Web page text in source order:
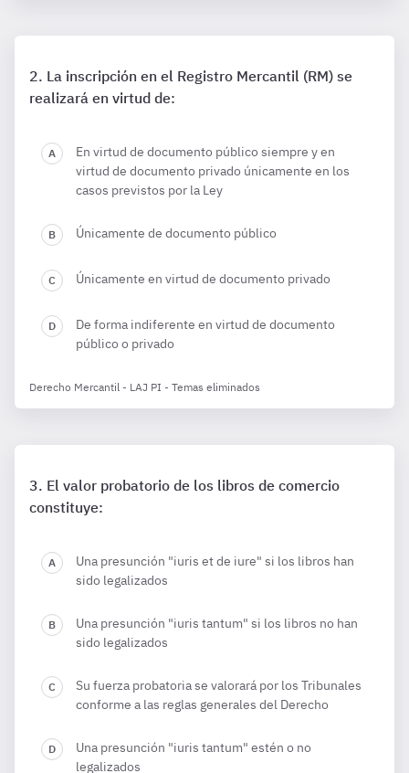
La inscripción en el Registro Mercantil (RM) se
realizará en virtud de:
En virtud de documento público siempre y en
virtud de documento privado únicamente en los
casos previstos por la Ley
Únicamente de documento público
Únicamente en virtud de documento privado
De forma indiferente en virtud de documento
público o privado
Derecho Mercantil - LAJ PI - Temas eliminados
El valor probatorio de los libros de comercio
constituye:
Una presunción "iuris et de iure" si los libros han
sido legalizados
Una presunción "iuris tantum" si los libros no han
sido legalizados
Su fuerza probatoria se valorará por los Tribunales
conforme a las reglas generales del Derecho
Una presunción "iuris tantum" estén o no
legalizados